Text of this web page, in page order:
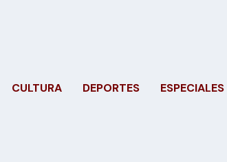
CULTURA DEPORTES ESPECIALES